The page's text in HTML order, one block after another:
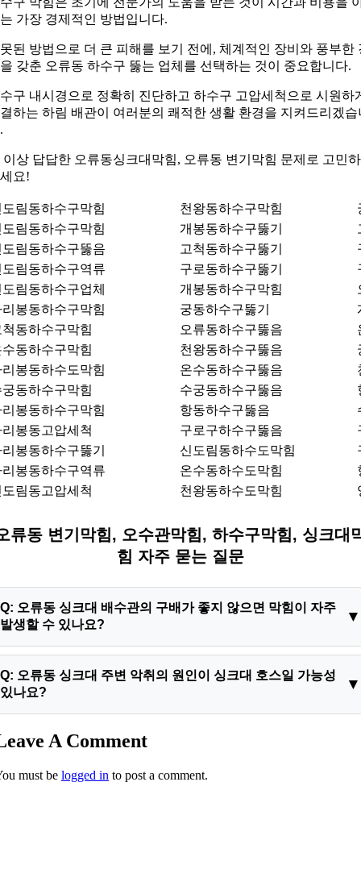
가장 경제적인 방법입니다.
된 방법으로 더 큰 피해를 보기 전에, 체계적인 장비와 풍부한
갖춘 오류동 하수구 뚫는 업체를 선택하는 것이 중요합니다.
구 내시경으로 정확히 진단하고 하수구 고압세척으로 시원하
하는 하림 배관이 여러분의 쾌적한 생활 환경을 지켜드리겠습
이상 답답한 오류동싱크대막힘, 오류동 변기막힘 문제로 고민
요!
림동하수구막힘 천왕동하수구막힘
림동하수구막힘
개봉동하수구뚫기
림동하수구뚫음
고척동하수구뚫기
림동하수구역류
구로동하수구뚫기
림동하수구업체
개봉동하수구막힘
봉동하수구막힘
궁동하수구뚫기
동하수구막힘
오류동하수구뚫음
동하수구막힘
천왕동하수구뚫음
봉동하수도막힘
온수동하수구뚫음
동하수구막힘
수궁동하수구뚫음
봉동하수구막힘
항동하수구뚫음
봉동고압세척
구로구하수구뚫음
봉동하수구뚫기
신도림동하수도막힘
봉동하수구역류
온수동하수도막힘
림동고압세척
천왕동하수도막힘
류동 변기막힘, 오수관막힘, 하수구막힘, 싱크대
힘 자주 묻는 질문
Q: 오류동 싱크대 배수관의 구배가 좋지 않으면 막힘이 자주
발생할 수 있나요?
▼
A: 오류동 싱크대 배수관의 구배가 좋지 않으면 막힘이 자주 발
생할 수 있습니다. 구배가 제대로 확보되지 않으면 물이 원활하
점이 발생할 수 있습니다. 배수 속도 저하: 물이 천천히 빠져나가
거나, 완전히 빠져나가지 못하고 싱크대에 고여 있을 수 있습니
Q: 오류동 싱크대 주변 악취의 원인이 싱크대 호스일 가능성
있나요?
▼
A: 오류동 싱크대 주변 악취의 원인이 싱크대 호스일 가능성은
이기 쉽고, 이로 인해 세균이 번식하여 악취가 발생할 수 있습니
A Comment
must be logged in to post a comment.